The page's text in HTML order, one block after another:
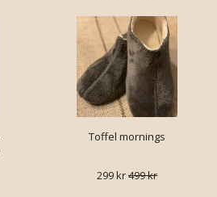
Toffel mornings
299 kr499 kr